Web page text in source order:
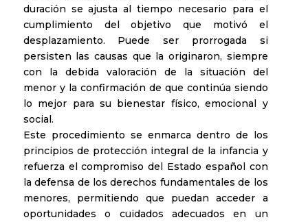
duración se ajusta al tiempo necesario para el
cumplimiento del objetivo que motivó el
desplazamiento. Puede ser prorrogada si
persisten las causas que la originaron, siempre
con la debida valoración de la situación del
menor y la confirmación de que continúa siendo
lo mejor para su bienestar físico, emocional y
social.
Este procedimiento se enmarca dentro de los
principios de protección integral de la infancia y
refuerza el compromiso del Estado español con
la defensa de los derechos fundamentales de los
menores, permitiendo que puedan acceder a
oportunidades o cuidados adecuados en un